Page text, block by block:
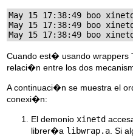
May 15 17:38:49 boo
May 15 17:38:49 boo
May 15 17:38:49 boo
Cuando est� usando wrappers
relaci�n entre los dos
A continuaci�n se muestra el
conexi�n:
El demonio xinetd
librer�a libwrap.a . Si